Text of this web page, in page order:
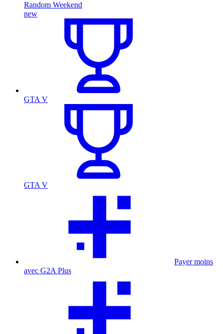
Random Weekend
new
GTA V
GTA V
Payer moins
avec G2A Plus